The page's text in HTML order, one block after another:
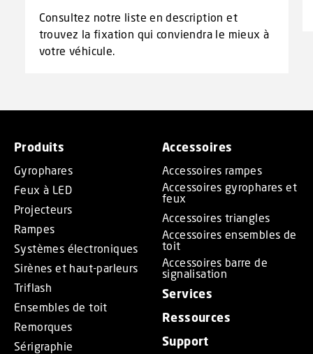
Consultez notre liste en description et
trouvez la fixation qui conviendra le mieux à
votre véhicule.
Produits
Gyrophares
Feux à LED
Projecteurs
Rampes
Systèmes électroniques
Sirènes et haut-parleurs
Triflash
Ensembles de toit
Remorques
Sérigraphie
Accessoires
Accessoires rampes
Accessoires gyrophares et
feux
Accessoires triangles
Accessoires ensembles de
toit
Accessoires barre de
signalisation
Services
Ressources
Support